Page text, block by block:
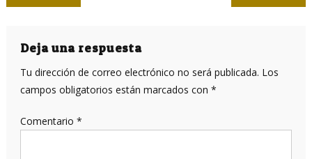
entradas
Deja una respuesta
Tu dirección de correo electrónico no será publicada. Los
campos obligatorios están marcados con *
Comentario *